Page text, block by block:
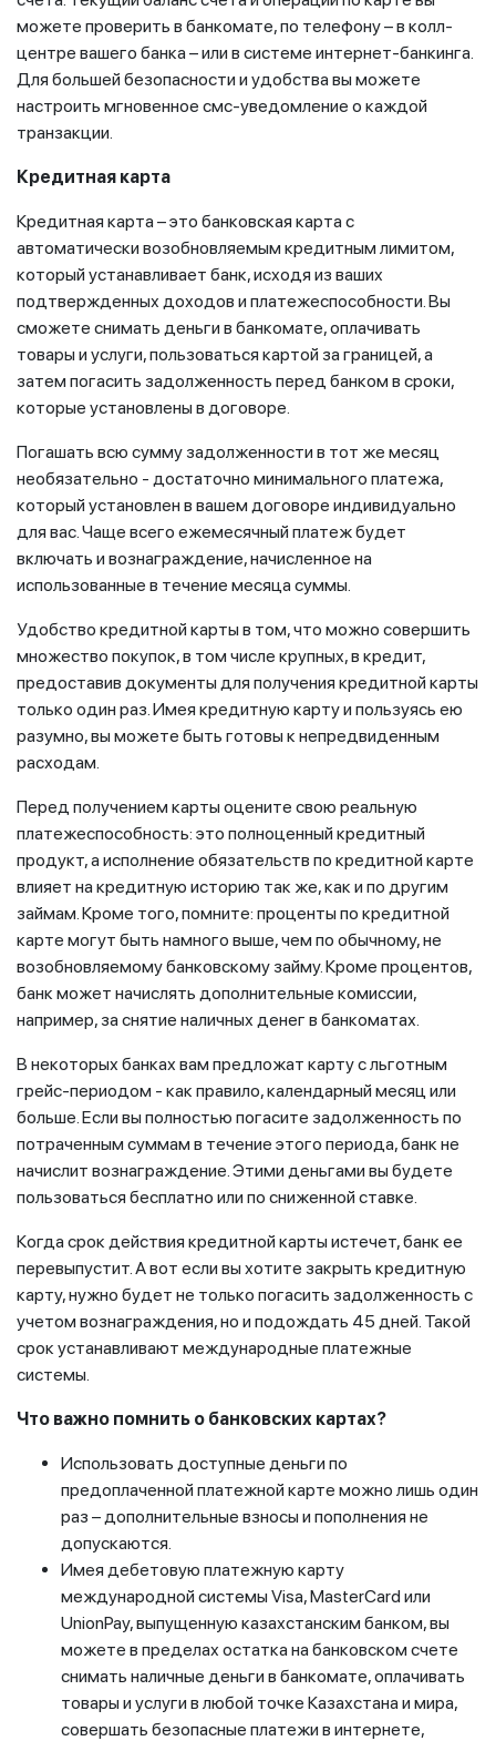
можете проверить в банкомате, по телефону – в колл-
центре вашего банка – или в системе интернет-банкинга.
Для большей безопасности и удобства вы можете
настроить мгновенное смс-уведомление о каждой
транзакции.
Кредитная карта
Кредитная карта – это банковская карта с
автоматически возобновляемым кредитным лимитом,
который устанавливает банк, исходя из ваших
подтвержденных доходов и платежеспособности. Вы
сможете снимать деньги в банкомате, оплачивать
товары и услуги, пользоваться картой за границей, а
затем погасить задолженность перед банком в сроки,
которые установлены в договоре.
Погашать всю сумму задолженности в тот же месяц
необязательно - достаточно минимального платежа,
который установлен в вашем договоре индивидуально
для вас. Чаще всего ежемесячный платеж будет
включать и вознаграждение, начисленное на
использованные в течение месяца суммы.
Удобство кредитной карты в том, что можно совершить
множество покупок, в том числе крупных, в кредит,
предоставив документы для получения кредитной карты
только один раз. Имея кредитную карту и пользуясь ею
разумно, вы можете быть готовы к непредвиденным
расходам.
Перед получением карты оцените свою реальную
платежеспособность: это полноценный кредитный
продукт, а исполнение обязательств по кредитной карте
влияет на кредитную историю так же, как и по другим
займам. Кроме того, помните: проценты по кредитной
карте могут быть намного выше, чем по обычному, не
возобновляемому банковскому займу. Кроме процентов,
банк может начислять дополнительные комиссии,
например, за снятие наличных денег в банкоматах.
В некоторых банках вам предложат карту с льготным
грейс-периодом - как правило, календарный месяц или
больше. Если вы полностью погасите задолженность по
потраченным суммам в течение этого периода, банк не
начислит вознаграждение. Этими деньгами вы будете
пользоваться бесплатно или по сниженной ставке.
Когда срок действия кредитной карты истечет, банк ее
перевыпустит. А вот если вы хотите закрыть кредитную
карту, нужно будет не только погасить задолженность с
учетом вознаграждения, но и подождать 45 дней. Такой
срок устанавливают международные платежные
системы.
Что важно помнить о банковских картах?
Использовать доступные деньги по
предоплаченной платежной карте можно лишь один
раз – дополнительные взносы и пополнения не
допускаются.
Имея дебетовую платежную карту
международной системы Visa, MasterCard или
UnionPay, выпущенную казахстанским банком, вы
можете в пределах остатка на банковском счете
снимать наличные деньги в банкомате, оплачивать
товары и услуги в любой точке Казахстана и мира,
совершать безопасные платежи в интернете,